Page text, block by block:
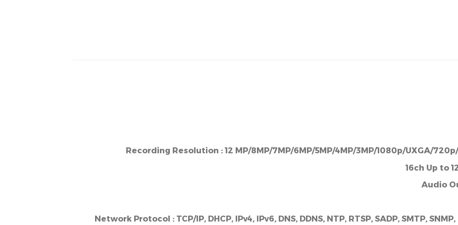
Recording Resolution :12 MP/8MP/7MP/6MP/5MP/4MP/3MP/1080p/UXGA/
16ch Up to
Audio
Network Protocol : TCP/IP, DHCP, IPv4, IPv6, DNS, DDNS, NTP, RTSP, SADP, SMTP,